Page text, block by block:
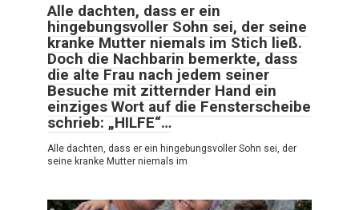
Alle dachten, dass er ein
hingebungsvoller Sohn sei, der seine
kranke Mutter niemals im Stich ließ.
Doch die Nachbarin bemerkte, dass
die alte Frau nach jedem seiner
Besuche mit zitternder Hand ein
einziges Wort auf die Fensterscheibe
schrieb: „HILFE“…
Alle dachten, dass er ein hingebungsvoller Sohn sei, der
seine kranke Mutter niemals im